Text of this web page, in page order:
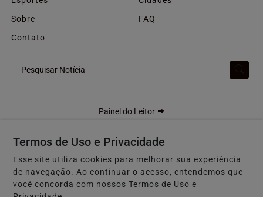
Sobre
FAQ
Contato
Pesquisar Notícia
Painel do Leitor
F5 GOIÁS - Todos os direitos reservados
Termos de Uso e Privacidade
Termos de Uso e Privacidade
Esse site utiliza cookies para melhorar sua experiência
de navegação. Ao continuar o acesso, entendemos que
você concorda com nossos Termos de Uso e